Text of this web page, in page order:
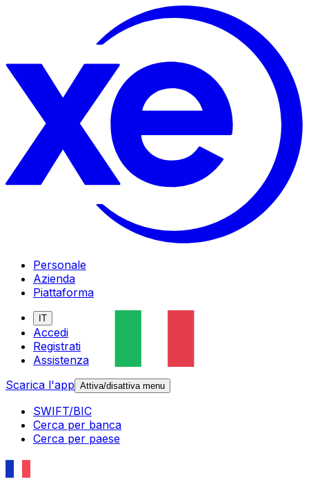
Personale
Azienda
Piattaforma
IT
Accedi
Registrati
Assistenza
Scarica l'app Attiva/disattiva menu
SWIFT/BIC
Cerca per banca
Cerca per paese